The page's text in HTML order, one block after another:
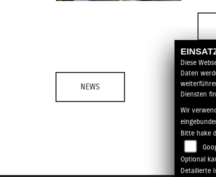
NEWS
Diese
Daten
Diensten
Wir
Bitte hake
Optional
Detailierte